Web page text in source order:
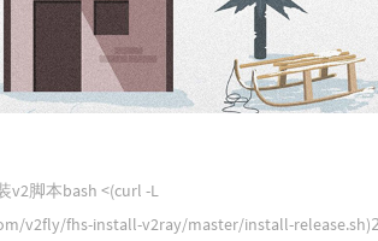
v2脚本bash <(curl -L
v2fly/fhs-install-v2ray/master/install-